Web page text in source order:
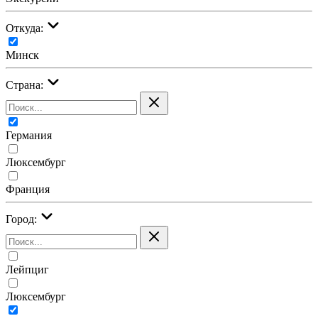
Откуда:
Минск
Страна:
Германия
Люксембург
Франция
Город:
Лейпциг
Люксембург